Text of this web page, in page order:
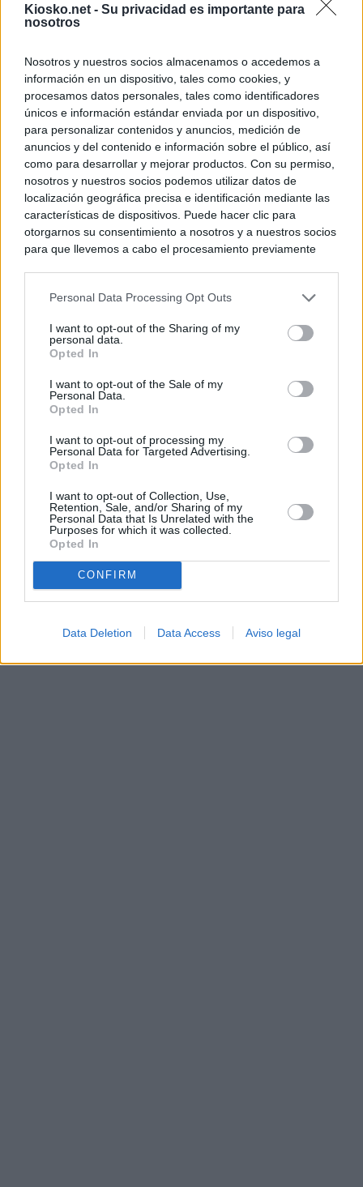
Kiosko.net - Su privacidad es importante para
nosotros
Nosotros y nuestros socios almacenamos o accedemos a
información en un dispositivo, tales como cookies, y
procesamos datos personales, tales como identificadores
únicos e información estándar enviada por un dispositivo,
para personalizar contenidos y anuncios, medición de
anuncios y del contenido e información sobre el público, así
como para desarrollar y mejorar productos. Con su permiso,
nosotros y nuestros socios podemos utilizar datos de
localización geográfica precisa e identificación mediante las
características de dispositivos. Puede hacer clic para
otorgarnos su consentimiento a nosotros y a nuestros socios
para que llevemos a cabo el procesamiento previamente
negar su consentimiento. Tenga en cuenta que algún
de su consentimiento, pero usted tiene el derecho de
rechazar tal procesamiento. Sus preferencias se aplicarán
cualquier momento entrando de nuevo en este sitio web o
visitando nuestra política de privacidad.
Personal Data Processing Opt Outs
I want to opt-out of the Sharing of my
personal data.
Opted In
I want to opt-out of the Sale of my
Personal Data.
Opted In
I want to opt-out of processing my
Personal Data for Targeted Advertising.
Opted In
I want to opt-out of Collection, Use,
Retention, Sale, and/or Sharing of my
Personal Data that Is Unrelated with the
Purposes for which it was collected.
Opted In
CONFIRM
Data Deletion Data Access Aviso legal